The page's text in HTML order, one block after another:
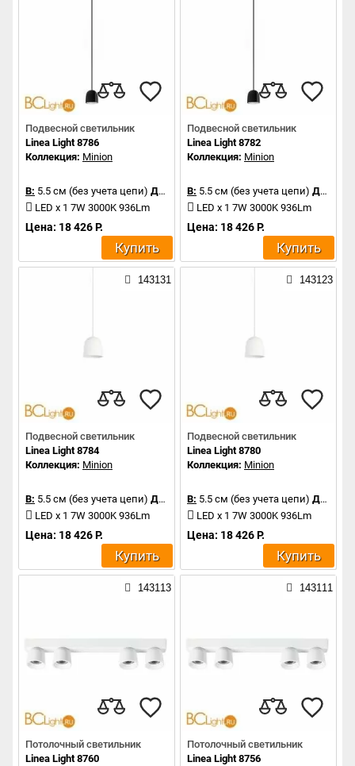
Подвесной светильник
Linea Light 8786
Коллекция: Minion
В: 5.5 см (без учета цепи) Д: 5.5 см
LED x 1 7W 3000K 936Lm
Цена: 18 426 Р.
Купить
Подвесной светильник
Linea Light 8782
Коллекция: Minion
В: 5.5 см (без учета цепи) Д: 5.5 см
LED x 1 7W 3000K 936Lm
Цена: 18 426 Р.
Купить
143131
Подвесной светильник
Linea Light 8784
Коллекция: Minion
В: 5.5 см (без учета цепи) Д: 5.5 см
LED x 1 7W 3000K 936Lm
Цена: 18 426 Р.
Купить
143123
Подвесной светильник
Linea Light 8780
Коллекция: Minion
В: 5.5 см (без учета цепи) Д: 5.5 см
LED x 1 7W 3000K 936Lm
Цена: 18 426 Р.
Купить
143113
Потолочный светильник
Linea Light 8760
143111
Потолочный светильник
Linea Light 8756